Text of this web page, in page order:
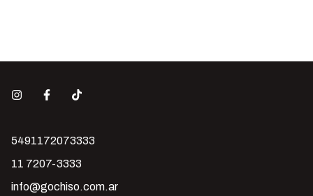
5491172073333
11 7207-3333
info@gochiso.com.ar